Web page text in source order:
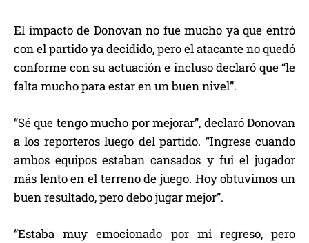
El impacto de Donovan no fue mucho ya que entró
con el partido ya decidido, pero el atacante no quedó
conforme con su actuación e incluso declaró que “le
falta mucho para estar en un buen nivel”.
“Sé que tengo mucho por mejorar”, declaró Donovan
a los reporteros luego del partido. “Ingrese cuando
ambos equipos estaban cansados y fui el jugador
más lento en el terreno de juego. Hoy obtuvimos un
buen resultado, pero debo jugar mejor”.
“Estaba muy emocionado por mi regreso, pero